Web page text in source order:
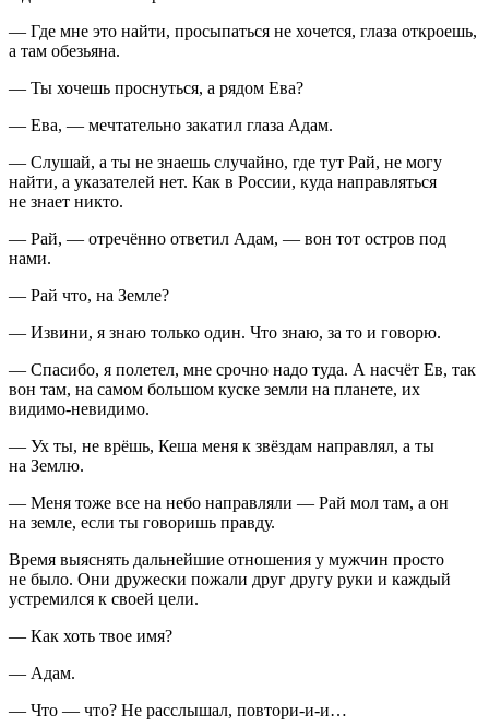
— Где мне это найти, просыпаться не хочется, глаза откроешь,
а там обезьяна.
— Ты хочешь проснуться, а рядом Ева?
— Ева, — мечтательно закатил глаза Адам.
— Слушай, а ты не знаешь случайно, где тут Рай, не могу
найти, а указателей нет. Как в России, куда направляться
не знает никто.
— Рай, — отречённо ответил Адам, — вон тот остров под
нами.
— Рай что, на Земле?
— Извини, я знаю только один. Что знаю, за то и говорю.
— Спасибо, я полетел, мне срочно надо туда. А насчёт Ев, так
вон там, на самом большом куске земли на планете, их
видимо-невидимо.
— Ух ты, не врёшь, Кеша меня к звёздам направлял, а ты
на Землю.
— Меня тоже все на небо направляли — Рай мол там, а он
на земле, если ты говоришь правду.
Время выяснять дальнейшие отношения у мужчин просто
не было. Они дружески пожали друг другу руки и каждый
устремился к своей цели.
— Как хоть твое имя?
— Адам.
— Что — что? Не расслышал, повтори-и-и…